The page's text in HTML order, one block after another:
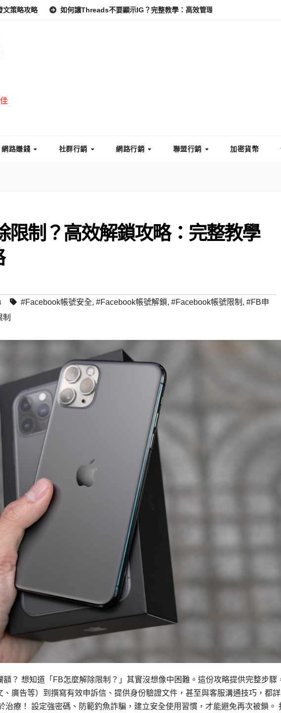
如何讓Threads不要顯示IG？完整教學：高效管理你的線上隱私與數據安全
網路賺錢 社群行銷 網路行銷 聯盟行銷 加密貨幣
限制？高效解鎖攻略：完整教學
#Facebook帳號安全, #Facebook帳號解鎖, #Facebook帳號限制 , #FB申
額？ 想知道「FB怎麼解除限制？」其實沒想像中困難。這份攻略提供完整步驟
廣告等）到撰寫有效申訴信、提供身份驗證文件，甚至與客服溝通技巧，都
治療！ 設定強密碼、防範釣魚詐騙，建立安全使用習慣，才能避免再次被鎖。